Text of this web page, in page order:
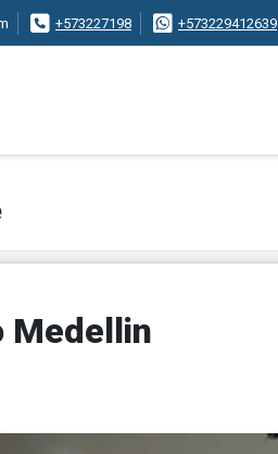
+573227198 +573229412639
Medellin